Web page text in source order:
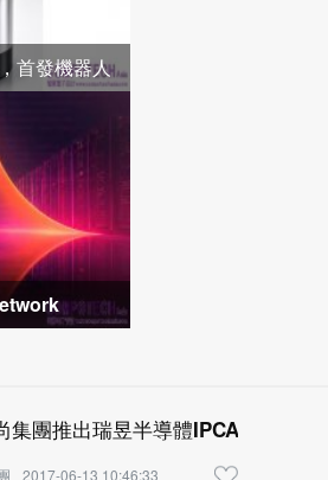
首發機器人
密
式，消弭網
集團推出瑞昱半導體IPCAM SoC
2017-06-13 10:46:33